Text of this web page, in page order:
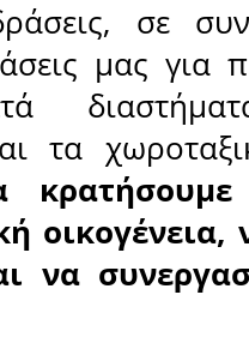
σε
μας για
τα
οικογένεια,
να